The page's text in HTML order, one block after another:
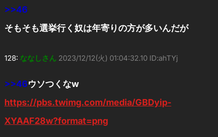
>>46
そもそも選挙行く奴は年寄りの方が多いんだが
128: ななしさん 2023/12/12(火) 01:04:32.10 ID:ahTYj
>>46ウソつくなw
https://pbs.twimg.com/media/GBDyip-
XYAAF28w?format=png